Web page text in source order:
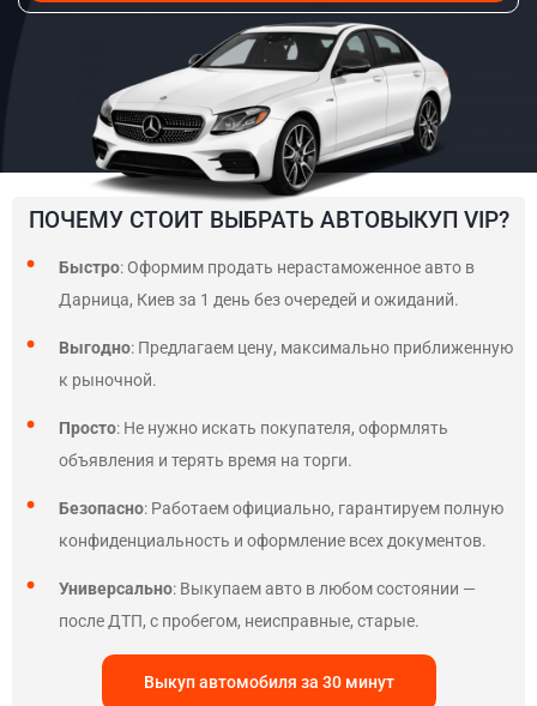
ПОЧЕМУ СТОИТ ВЫБРАТЬ АВТОВЫКУП VIP?
Быстро: Оформим продать нерастаможенное авто в
Дарница, Киев за 1 день без очередей и ожиданий.
Выгодно: Предлагаем цену, максимально приближенную
к рыночной.
Просто: Не нужно искать покупателя, оформлять
объявления и терять время на торги.
Безопасно: Работаем официально, гарантируем полную
конфиденциальность и оформление всех документов.
Универсально: Выкупаем авто в любом состоянии —
после ДТП, с пробегом, неисправные, старые.
Выкуп автомобиля за 30 минут